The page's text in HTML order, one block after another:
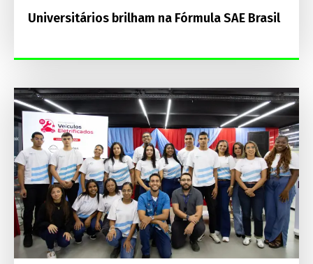
Universitários brilham na Fórmula SAE Brasil